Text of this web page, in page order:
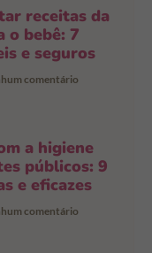
receitas da
o bebê: 7
e seguros
comentário
a higiene
públicos: 9
e eficazes
comentário